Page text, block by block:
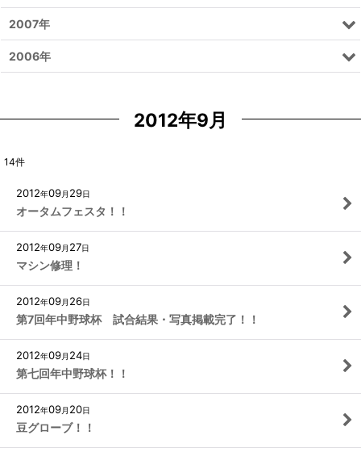
2012年9月
14件
2012年09月 29日
オータムフェスタ！！
2012年09月 27日
マシン修理！
2012年09月 26日
第7回年中野球杯 試合結果・写真掲載完了！！
2012年09月 24日
第七回年中野球杯！！
2012年09月 20日
豆グローブ！！
2007年
2006年